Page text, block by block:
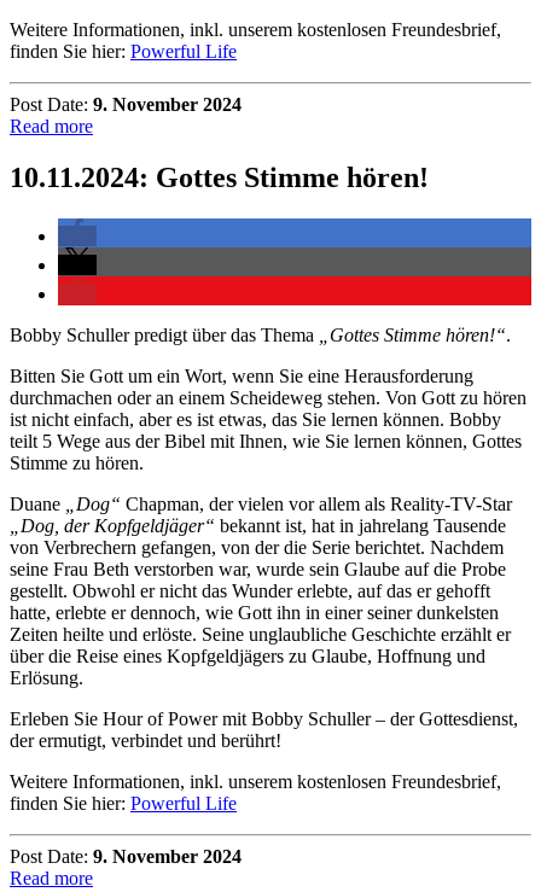
Weitere Informationen, inkl. unserem kostenlosen Freundesbrief,
finden Sie hier: Powerful Life
Post Date: 9. November 2024
Read more
10.11.2024: Gottes Stimme hören!
Bobby Schuller predigt über das Thema „Gottes Stimme hören!“.
Bitten Sie Gott um ein Wort, wenn Sie eine Herausforderung
durchmachen oder an einem Scheideweg stehen. Von Gott zu hören
ist nicht einfach, aber es ist etwas, das Sie lernen können. Bobby
teilt 5 Wege aus der Bibel mit Ihnen, wie Sie lernen können, Gottes
Stimme zu hören.
Duane
„Dog“ Chapman, der vielen vor allem als Reality-TV-Star
„Dog, der Kopfgeldjäger“ bekannt ist, hat in jahrelang Tausende
von Verbrechern gefangen, von der die Serie berichtet. Nachdem
seine Frau Beth verstorben war, wurde sein Glaube auf die Probe
gestellt. Obwohl er nicht das Wunder erlebte, auf das er gehofft
hatte, erlebte er dennoch, wie Gott ihn in einer seiner dunkelsten
Zeiten heilte und erlöste. Seine unglaubliche Geschichte erzählt er
über die Reise eines Kopfgeldjägers zu Glaube, Hoffnung und
Erlösung.
Erleben Sie Hour of Power mit Bobby Schuller – der Gottesdienst,
der ermutigt, verbindet und berührt!
Weitere Informationen, inkl. unserem kostenlosen Freundesbrief,
finden Sie hier: Powerful Life
Post Date: 9. November 2024
Read more